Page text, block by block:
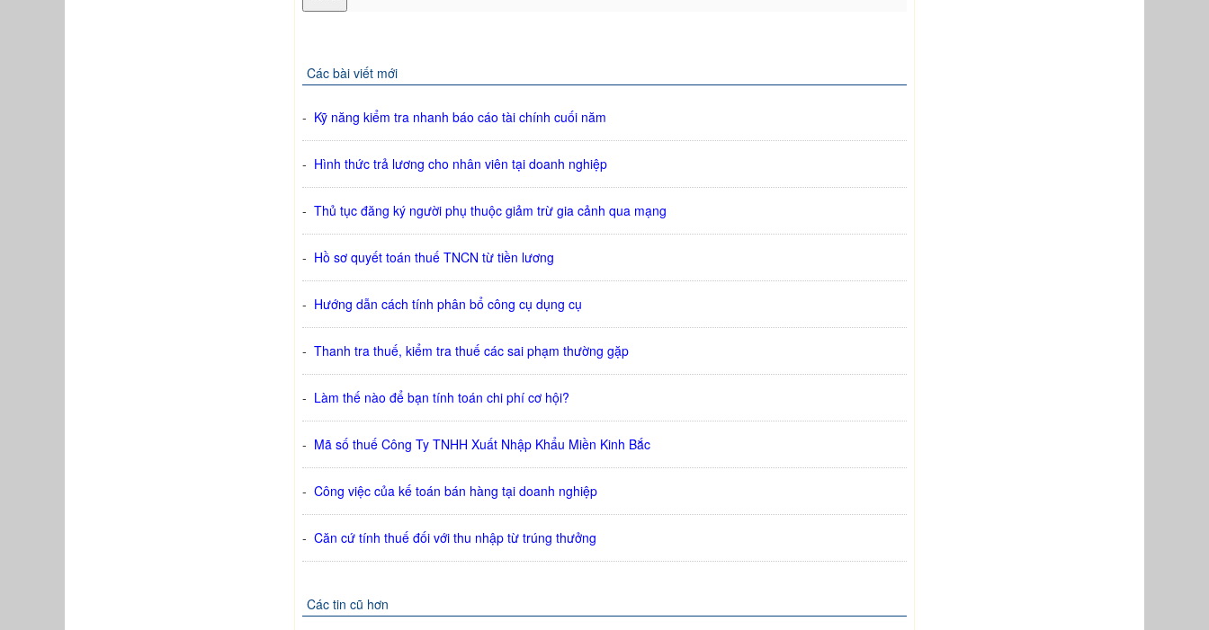
Các bài viết mới
- Kỹ năng kiểm tra nhanh báo cáo tài chính cuối năm
- Hình thức trả lương cho nhân viên tại doanh nghiệp
- Thủ tục đăng ký người phụ thuộc giảm trừ gia cảnh qua mạng
- Hồ sơ quyết toán thuế TNCN từ tiền lương
- Hướng dẫn cách tính phân bổ công cụ dụng cụ
- Thanh tra thuế, kiểm tra thuế các sai phạm thường gặp
- Làm thế nào để bạn tính toán chi phí cơ hội?
- Mã số thuế Công Ty TNHH Xuất Nhập Khẩu Miền Kinh Bắc
- Công việc của kế toán bán hàng tại doanh nghiệp
- Căn cứ tính thuế đối với thu nhập từ trúng thưởng
Các tin cũ hơn